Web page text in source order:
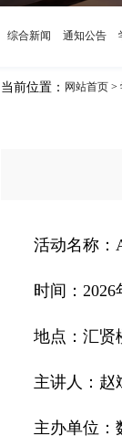
综合新闻 通知公告
当前位置： 网站首页 >
活动名称：
时间：2026
地点：汇贤
主讲人：赵
主办单位：